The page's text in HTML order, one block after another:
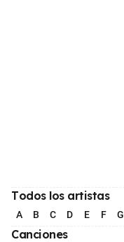
Todos los artistas
A B C D E F G
Canciones